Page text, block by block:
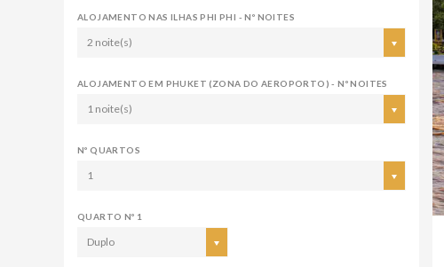
ALOJAMENTO NAS ILHAS PHI PHI - Nº NOITES
2 noite(s)
ALOJAMENTO EM PHUKET (ZONA DO AEROPORTO) - Nº NOITES
1 noite(s)
Nº QUARTOS
1
QUARTO Nº 1
Duplo